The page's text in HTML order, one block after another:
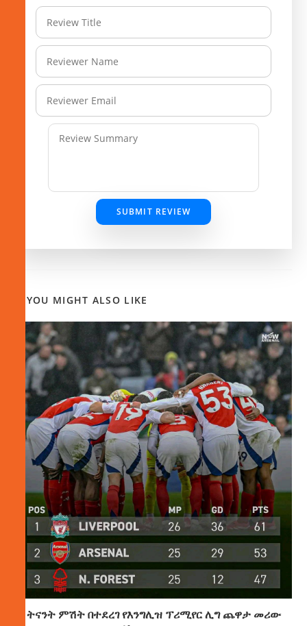
SUBMIT REVIEW
YOU MIGHT ALSO LIKE
ትናንት ምሽት በተደረገ የእንግሊዝ ፕሪሚየር ሊግ ጨዋታ መሪው